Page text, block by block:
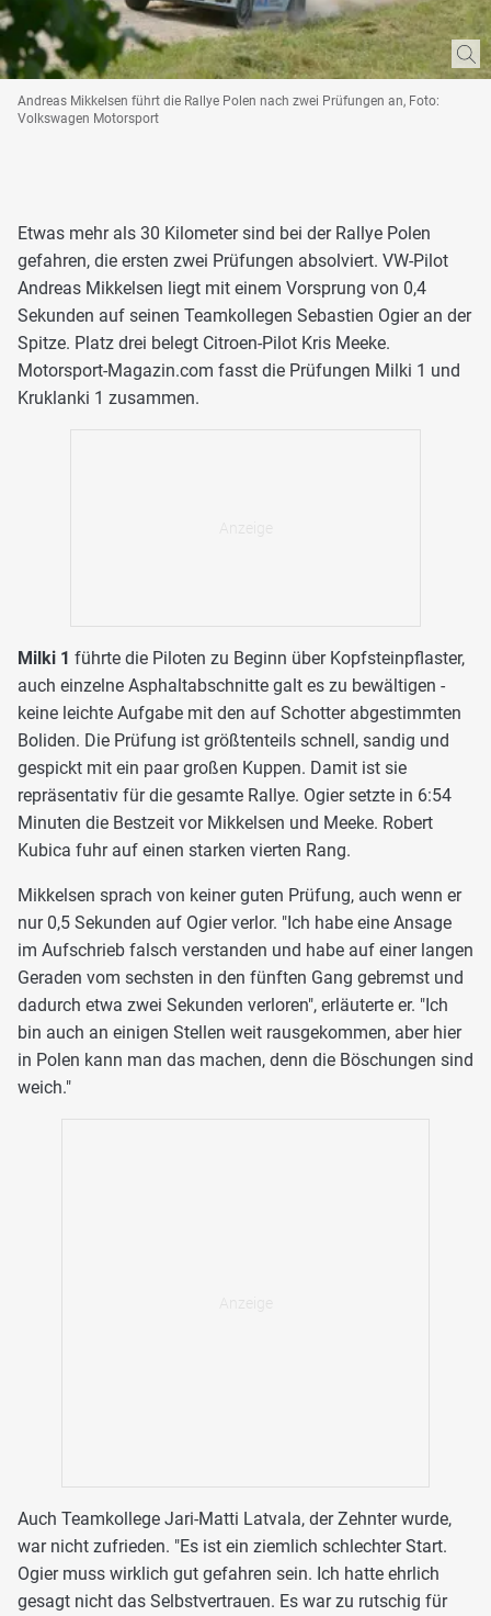
Andreas Mikkelsen führt die Rallye Polen nach zwei Prüfungen an, Foto:
Volkswagen Motorsport
Etwas mehr als 30 Kilometer sind bei der Rallye Polen
gefahren, die ersten zwei Prüfungen absolviert. VW-Pilot
Andreas Mikkelsen liegt mit einem Vorsprung von 0,4
Sekunden auf seinen Teamkollegen Sebastien Ogier an der
Spitze. Platz drei belegt Citroen-Pilot Kris Meeke.
Motorsport-Magazin.com fasst die Prüfungen Milki 1 und
Kruklanki 1 zusammen.
Milki 1 führte die Piloten zu Beginn über Kopfsteinpflaster,
auch einzelne Asphaltabschnitte galt es zu bewältigen -
keine leichte Aufgabe mit den auf Schotter abgestimmten
Boliden. Die Prüfung ist größtenteils schnell, sandig und
gespickt mit ein paar großen Kuppen. Damit ist sie
repräsentativ für die gesamte Rallye. Ogier setzte in 6:54
Minuten die Bestzeit vor Mikkelsen und Meeke. Robert
Kubica fuhr auf einen starken vierten Rang.
Mikkelsen sprach von keiner guten Prüfung, auch wenn er
nur 0,5 Sekunden auf Ogier verlor. "Ich habe eine Ansage
im Aufschrieb falsch verstanden und habe auf einer langen
Geraden vom sechsten in den fünften Gang gebremst und
dadurch etwa zwei Sekunden verloren", erläuterte er. "Ich
bin auch an einigen Stellen weit rausgekommen, aber hier
in Polen kann man das machen, denn die Böschungen sind
weich."
Auch Teamkollege Jari-Matti Latvala, der Zehnter wurde,
war nicht zufrieden. "Es ist ein ziemlich schlechter Start.
Ogier muss wirklich gut gefahren sein. Ich hatte ehrlich
gesagt nicht das Selbstvertrauen. Es war zu rutschig für